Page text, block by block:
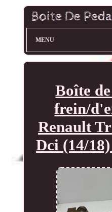
MENU
Boîte
frein/
Renault
Dci (14/